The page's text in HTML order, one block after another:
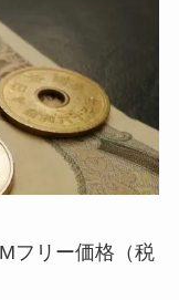
フリー価格（税